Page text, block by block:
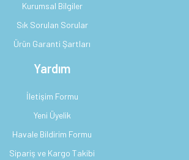
Kurumsal Bilgiler
Sık Sorulan Sorular
Ürün Garanti Şartları
Yardım
İletişim Formu
Yeni Üyelik
Havale Bildirim Formu
Sipariş ve Kargo Takibi